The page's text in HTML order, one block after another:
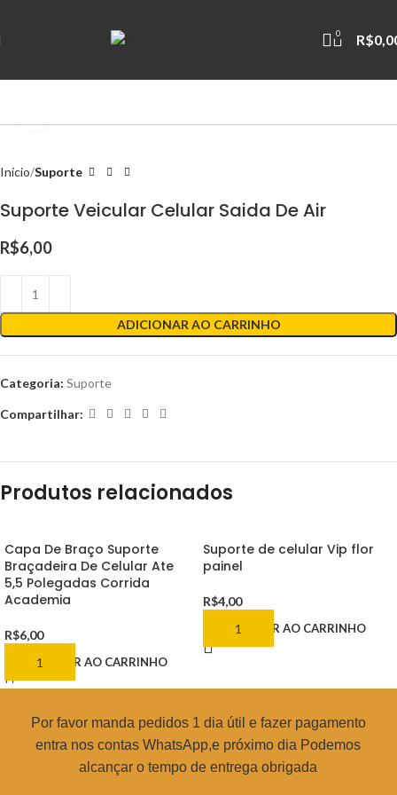
0 R$
Início Suporte
Suporte Veicular Celular Saida De Air
R$6,00
ADICIONAR AO CARRINHO
Categoria: Suporte
Compartilhar:
Produtos relacionados
Capa De Braço Suporte
Braçadeira De Celular Ate
5,5 Polegadas Corrida
Academia
R$6,00
ADICIONAR AO CARRINHO
Suporte de celular Vip flor
painel
R$4,00
ADICIONAR AO CARRINHO
Por favor manda pedidos 1 dia útil e fazer pagamento
entra nos contas WhatsApp,e próximo dia Podemos
alcançar o tempo de entrega obrigada